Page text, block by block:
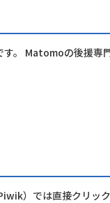
す。 Matomoの後援専
）では直接クリッ